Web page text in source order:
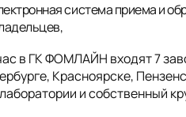
система приема и
в ГК ФОМЛАЙН входят 7
Красноярске,
и собственный